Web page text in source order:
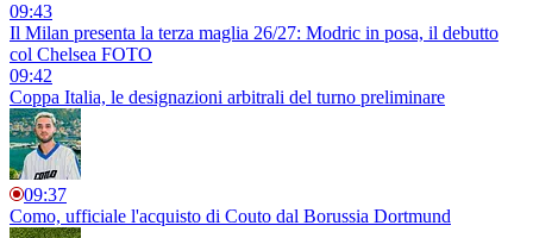
09:43
Il Milan presenta la terza maglia 26/27: Modric in posa, il debutto
col Chelsea FOTO
09:42
Coppa Italia, le designazioni arbitrali del turno preliminare
09:37
Como, ufficiale l'acquisto di Couto dal Borussia Dortmund